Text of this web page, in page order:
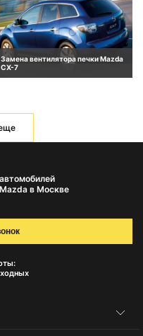
Замена вентилятора печки Mazda
CX-7
в Москве